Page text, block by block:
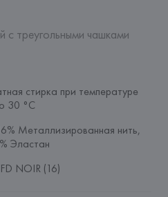
с треугольными чашками
стирка при температуре
30 °C
Металлизированная нить,
Эластан
NOIR (16)